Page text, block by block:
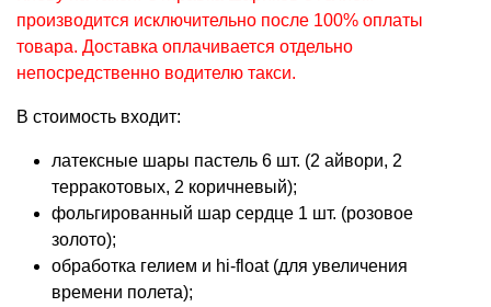
производится исключительно после 100% оплаты
товара. Доставка оплачивается отдельно
непосредственно водителю такси.
В стоимость входит:
латексные шары пастель 6 шт. (2 айвори, 2
терракотовых, 2 коричневый);
фольгированный шар сердце 1 шт. (розовое
золото);
обработка гелием и hi-float (для увеличения
времени полета);